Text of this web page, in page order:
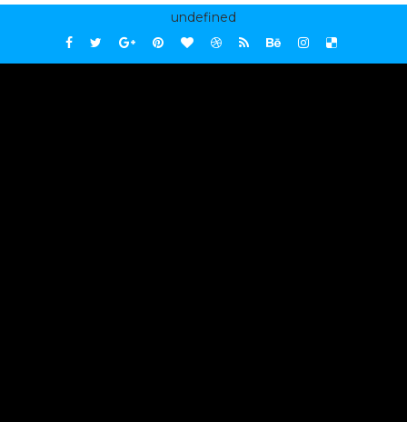
undefined